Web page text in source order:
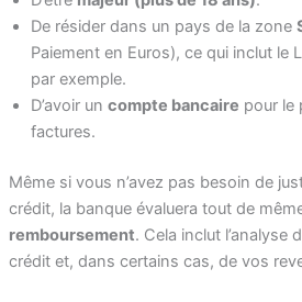
De résider dans un pays de la zone
Paiement en Euros), ce qui inclut le
par exemple.
D’avoir un compte bancaire pour le
factures.
Même si vous n’avez pas besoin de
crédit, la banque évaluera tout de
remboursement. Cela inclut l’analyse
crédit et, dans certains cas, de vos